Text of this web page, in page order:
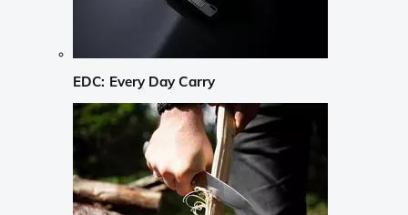
EDC: Every Day Carry